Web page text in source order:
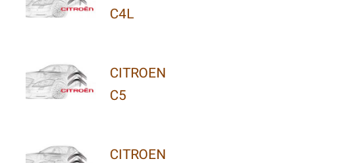
C4L
CITROEN
C5
CITROEN